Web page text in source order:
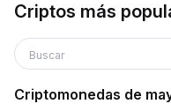
Criptos más
Buscar
Criptomonedas de